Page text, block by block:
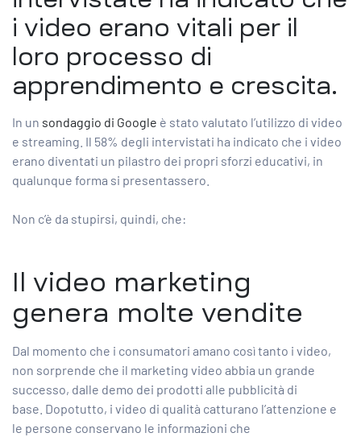
i video erano vitali per il
loro processo di
apprendimento e crescita.
In un sondaggio di Google è stato valutato l’utilizzo di video
e streaming. Il 58% degli intervistati ha indicato che i video
erano diventati un pilastro dei propri sforzi educativi, in
qualunque forma si presentassero.
Non c’è da stupirsi, quindi, che:
Il video marketing
genera molte vendite
Dal momento che i consumatori amano così tanto i video,
non sorprende che il marketing video abbia un grande
successo, dalle demo dei prodotti alle pubblicità di
base. Dopotutto, i video di qualità catturano l’attenzione e
le persone conservano le informazioni che